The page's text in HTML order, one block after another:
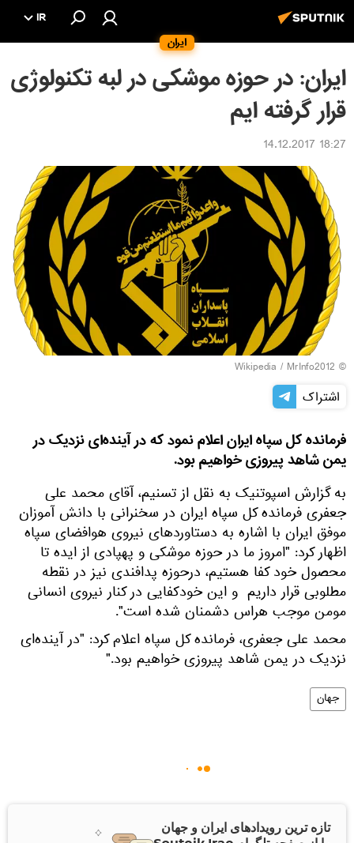
ایران
IR
ایران: در حوزه موشکی در لبه تکنولوژی
قرار گرفته ایم
18:27 14.12.2017
©
Wikipedia / MrInfo2012
اشتراک
فرمانده کل سپاه ایران اعلام نمود که در آینده‌ای نزدیک در
یمن شاهد پیروزی خواهیم بود.
به گزارش اسپوتنیک به نقل از تسنیم، آقای محمد علی
جعفری فرمانده کل سپاه ایران در سخنرانی با دانش آموزان
موفق ایران با اشاره به دستاوردهای نیروی هوافضای سپاه
اظهار کرد: "امروز ما در حوزه موشکی و پهپادی از ایده تا
محصول خود کفا هستیم، درحوزه پدافندی نیز در نقطه
مطلوبی قرار داریم و این خودکفایی در کنار نیروی انسانی
مومن موجب هراس دشمنان شده است".
محمد علی جعفری، فرمانده کل سپاه اعلام کرد: "در آینده‌ای
نزدیک در یمن شاهد پیروزی خواهیم بود."
جهان
تازه ترین رویدادهای ایران و جهان